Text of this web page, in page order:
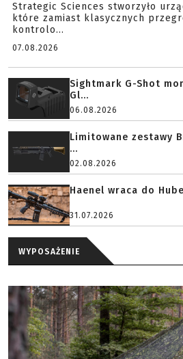
Strategic Sciences stworzyło
które zamiast klasycznych
kontrolo...
07.08.2026
Sightmark G-Shot
Gl...
06.08.2026
Limitowane zestawy
...
02.08.2026
Haenel wraca do
31.07.2026
WYPOSAŻENIE